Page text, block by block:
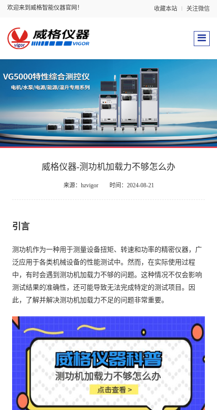
欢迎来到威格智能仪器官网！ 收藏本站 关注微信
威格仪器-测功机加载力不够怎么办
来源：hzvigor 时间：2024-08-21
引言
测功机作为一种用于测量设备扭矩、转速和功率的精密仪器，广
泛应用于各类机械设备的性能测试中。然而，在实际使用过程
中，有时会遇到测功机加载力不够的问题。这种情况不仅会影响
测试结果的准确性，还可能导致无法完成特定的测试项目。因
此，了解并解决测功机加载力不足的问题非常重要。